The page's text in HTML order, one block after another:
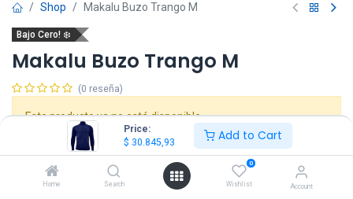
Price:
$ 30.845,93 Add to Cart
Home Search
0
Wishlist Account
Shop Makalu Buzo Trango M
Bajo Cero! ❄️
Makalu Buzo Trango M
(0 reseña)
Este producto ya no está disponible.
Makalu Tabla de Talles Details